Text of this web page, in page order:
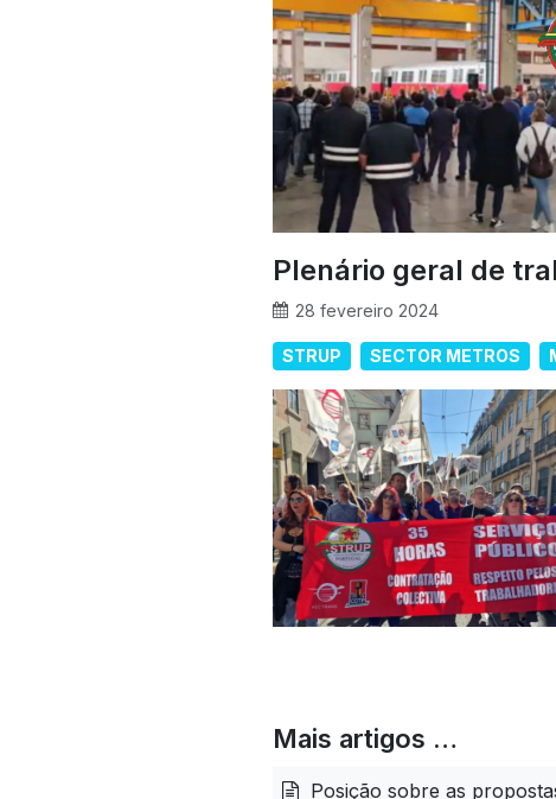
Plenário geral de
28 fevereiro 2024
STRUP SECTOR METROS
Mais artigos …
Posição sobre as